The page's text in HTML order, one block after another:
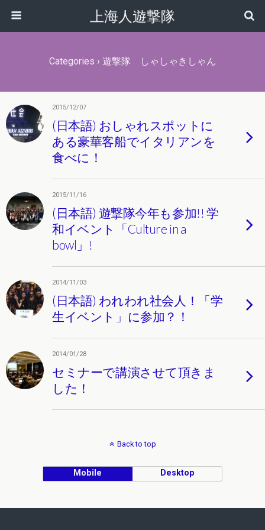
上海人遊撃隊
Categories › 遊撃隊 しゃしゃきしゃん
2015/12/07
(日本語) おしゃれスポットに
ある豪華客船でイタリアンを
食べに！
2015/11/16
(日本語) 遊撃隊今年も参加!! 学
和イベント「Culture in a
bowl」!
2014/11/03
(日本語) われわれ社会人！「学
生イベント」に参加？！
2014/01/28
セミナーで講演させて頂きま
した！
Back to top
Mobile Desktop